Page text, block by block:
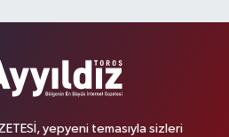
yepyeni temasıyla sizleri